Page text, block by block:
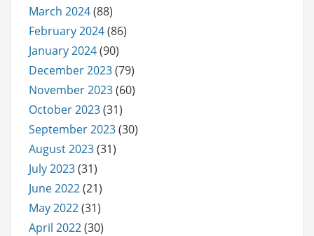
March 2024(88)
February 2024(86)
January 2024(90)
December 2023(79)
November 2023(60)
October 2023(31)
September 2023(30)
August 2023(31)
July 2023(31)
June 2022(21)
May 2022(31)
April 2022(30)